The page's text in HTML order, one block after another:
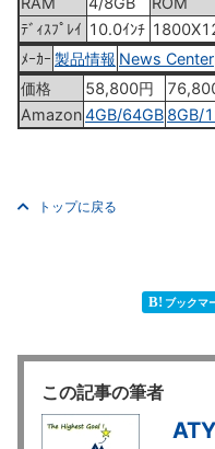
ﾃﾞｨｽﾌﾟﾚｲ 10.0ｲﾝﾁ
ﾒｰｶｰ 製品情報 News Center
価格
58,800円
Amazon4GB/64GB 8GB/
トップに戻る
B! ブックマ
この記事の筆者